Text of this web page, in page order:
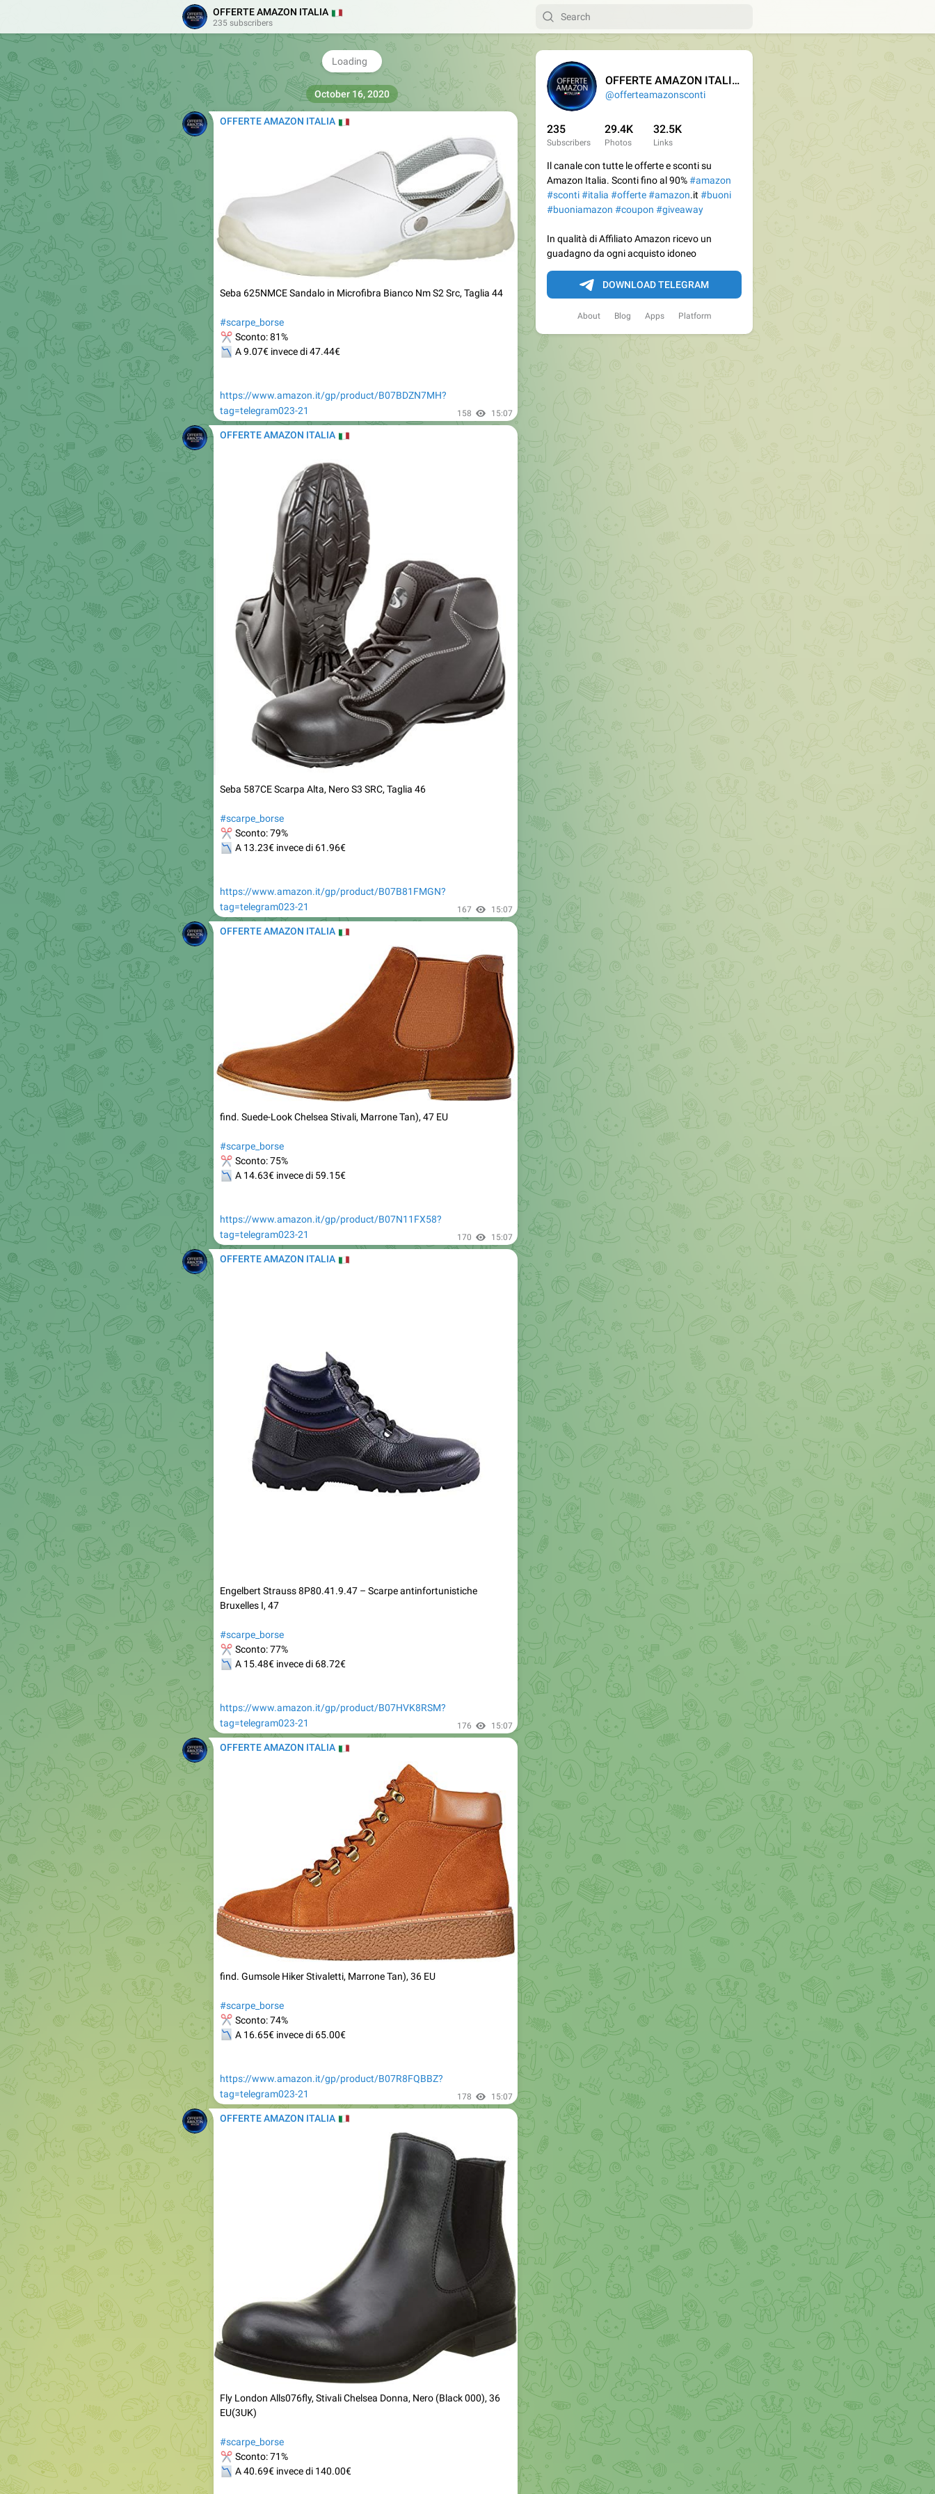
OFFERTE AMAZON ITALIA
@offerteamazonsconti
235
Subscribers
29.4K
Photos
32.5K
Links
Il canale con tutte le offerte e sconti su
Amazon Italia. Sconti fino al 90%#amazon
#sconti#italia #offerte#amazon.it #buoni
#buoniamazon #coupon #giveaway
In qualità di Affiliato Amazon ricevo un
guadagno da ogni acquisto idoneo
DOWNLOAD TELEGRAM
About Blog Apps Platform
OFFERTE AMAZON ITALIA
🇮🇹
235 subscribers
📉A 19.61€ invece di 95.01€
https://www.amazon.it/gp/product/B01N4M9SIY?
tag=telegram023-21
OFFERTE AMAZON ITALIA
🇮🇹
Seba 625NMCE Sandalo in Microfibra Bianco Nm S2 Src, Taglia 44
#scarpe_borse
✂
📉A 9.07€ invece di 47.44€
OFFERTE AMAZON ITALIA
🇮🇹
Seba 587CE Scarpa Alta, Nero S3 SRC, Taglia 46
#scarpe_borse
✂
📉A 13.23€ invece di 61.96€
OFFERTE AMAZON ITALIA
🇮🇹
find. Suede-Look Chelsea Stivali, Marrone Tan), 47 EU
#scarpe_borse
✂
📉A 14.63€ invece di 59.15€
OFFERTE AMAZON ITALIA
🇮🇹
#scarpe_borse
✂
📉A 15.48€ invece di 68.72€
OFFERTE AMAZON ITALIA
🇮🇹
find. Gumsole Hiker Stivaletti, Marrone Tan), 36 EU
#scarpe_borse
✂
📉A 16.65€ invece di 65.00€
OFFERTE AMAZON ITALIA
🇮🇹
Fly London Alls076fly, Stivali Chelsea Donna, Nero (Black 000), 36
#scarpe_borse
✂
📉A 40.69€ invece di 140.00€